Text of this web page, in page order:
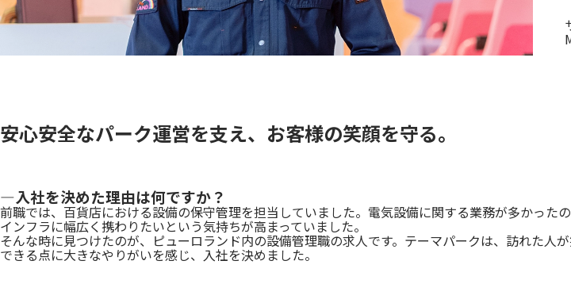
安心安全なパーク運営を支え、お客様の笑顔を守る。
―入社を決めた理由は何ですか？
前職では、百貨店における設備の保守管理を担当していました。電気設備に関する業務が多かっ
インフラに幅広く携わりたいという気持ちが高まっていました。
そんな時に見つけたのが、ピューロランド内の設備管理職の求人です。テーマパークは、訪れた
できる点に大きなやりがいを感じ、入社を決めました。